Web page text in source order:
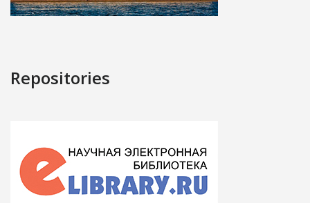
Repositories